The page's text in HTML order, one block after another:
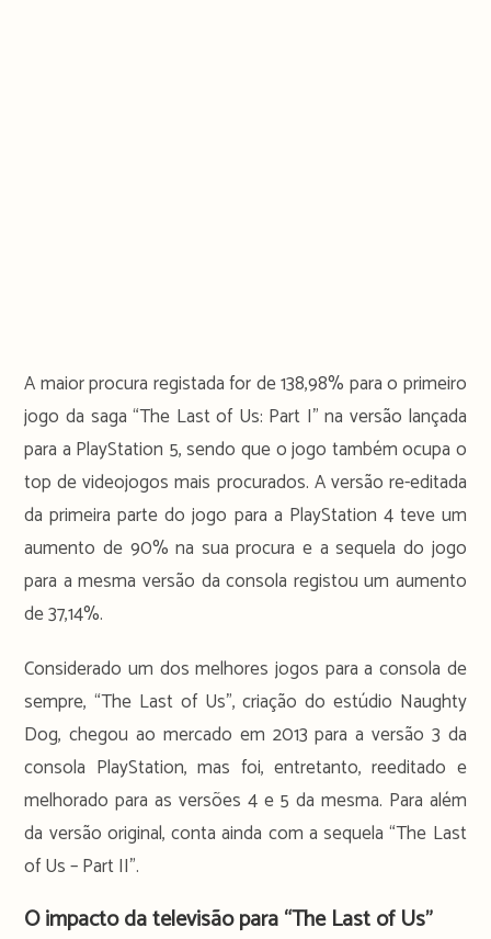
A maior procura registada for de 138,98% para o primeiro
jogo da saga “The Last of Us: Part I” na versão lançada
para a PlayStation 5, sendo que o jogo também ocupa o
top de videojogos mais procurados. A versão re-editada
da primeira parte do jogo para a PlayStation 4 teve um
aumento de 90% na sua procura e a sequela do jogo
para a mesma versão da consola registou um aumento
de 37,14%.
Considerado um dos melhores jogos para a consola de
sempre, “The Last of Us”, criação do estúdio Naughty
Dog, chegou ao mercado em 2013 para a versão 3 da
consola PlayStation, mas foi, entretanto, reeditado e
melhorado para as versões 4 e 5 da mesma. Para além
da versão original, conta ainda com a sequela “The Last
of Us – Part II”.
O impacto da televisão para “The Last of Us”